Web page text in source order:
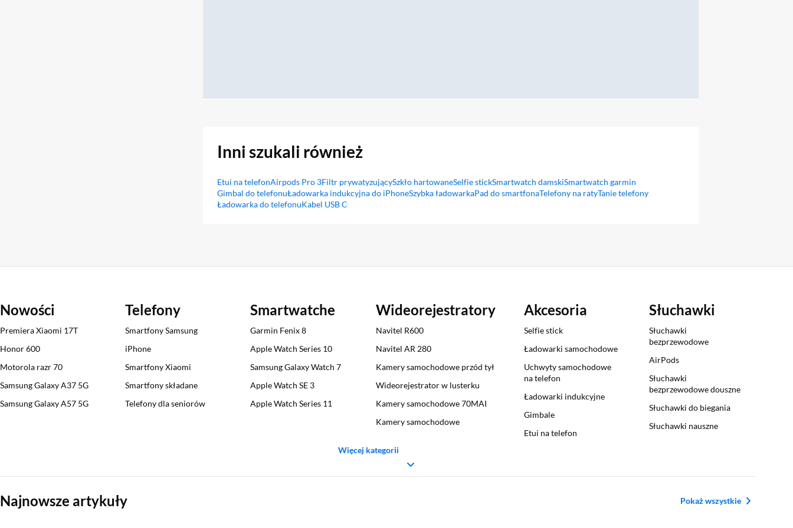
Inni szukali również
Etui na telefonAirpods Pro 3Filtr prywatyzującySzkło hartowaneSelfie stickSmartwatch damskiSmartwatch garmin
Gimbal do telefonuŁadowarka indukcyjna do iPhoneSzybka ładowarkaPad do smartfonaTelefony na ratyTanie telefony
Ładowarka do telefonuKabel USB C
Nowości
Premiera Xiaomi 17T
Honor 600
Motorola razr 70
Samsung Galaxy A37 5G
Samsung Galaxy A57 5G
Telefony
Smartfony Samsung
iPhone
Smartfony Xiaomi
Smartfony składane
Telefony dla seniorów
Smartwatche
Garmin Fenix 8
Apple Watch Series 10
Samsung Galaxy Watch 7
Apple Watch SE 3
Apple Watch Series 11
Wideorejestratory
Navitel R600
Navitel AR 280
Kamery samochodowe przód tył
Wideorejestrator w lusterku
Kamery samochodowe 70MAI
Kamery samochodowe
Akcesoria
Selfie stick
Ładowarki samochodowe
Uchwyty samochodowe
na telefon
Ładowarki indukcyjne
Gimbale
Etui na telefon
Słuchawki
Słuchawki
bezprzewodowe
AirPods
Słuchawki
bezprzewodowe douszne
Słuchawki do biegania
Słuchawki nauszne
Więcej kategorii
Najnowsze artykuły Pokaż wszystkie